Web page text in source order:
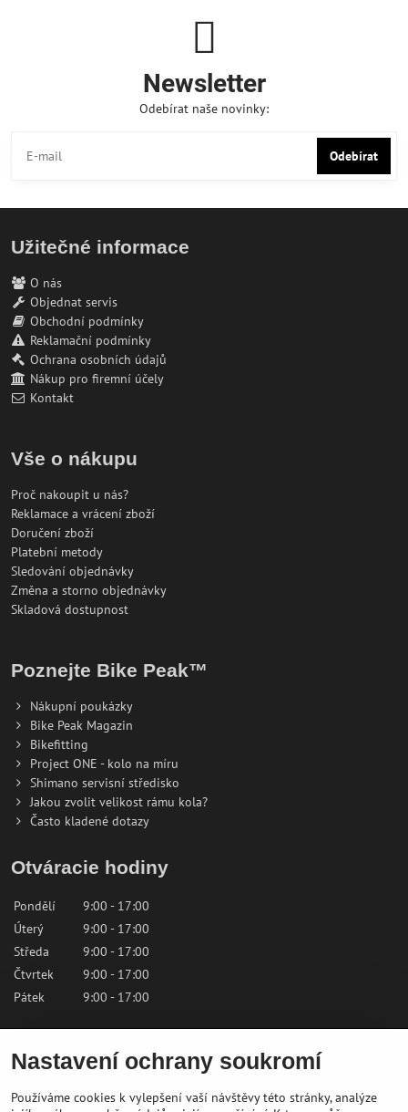
Newsletter
Odebírat naše novinky:
Odebírat
Užitečné informace
O nás
Objednat servis
Obchodní podmínky
Reklamační podmínky
Ochrana osobních údajů
Nákup pro firemní účely
Kontakt
Vše o nákupu
Proč nakoupit u nás?
Reklamace a vrácení zboží
Doručení zboží
Platební metody
Sledování objednávky
Změna a storno objednávky
Skladová dostupnost
Poznejte Bike Peak™
Nákupní poukázky
Bike Peak Magazin
Bikefitting
Project ONE - kolo na míru
Shimano servisní středisko
Jakou zvolit velikost rámu kola?
Často kladené dotazy
Otváracie hodiny
Pondělí
9:00 - 17:00
Úterý
9:00 - 17:00
Středa
9:00 - 17:00
Čtvrtek
9:00 - 17:00
Pátek
9:00 - 17:00
Neděle
Zavřeno
Nastavení ochrany soukromí
Používáme cookies k vylepšení vaší návštěvy této stránky, analýze